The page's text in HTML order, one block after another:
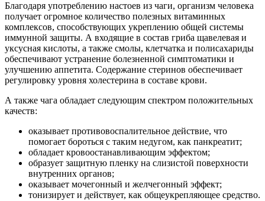
Благодаря употреблению настоев из чаги, организм человека
получает огромное количество полезных витаминных
комплексов, способствующих укреплению общей системы
иммунной защиты. А входящие в состав гриба щавелевая и
уксусная кислоты, а также смолы, клетчатка и полисахариды
обеспечивают устранение болезненной симптоматики и
улучшению аппетита. Содержание стеринов обеспечивает
регулировку уровня холестерина в составе крови.
А также чага обладает следующим спектром положительных
качеств:
оказывает противовоспалительное действие, что
помогает бороться с таким недугом, как панкреатит;
обладает кровоостанавливающим эффектом;
образует защитную пленку на слизистой поверхности
внутренних органов;
оказывает мочегонный и желчегонный эффект;
тонизирует и действует, как общеукрепляющее средство.